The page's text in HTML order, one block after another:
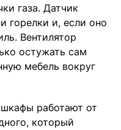
газа. Датчик
горелки и, если оно
Вентилятор
остужать сам
мебель вокруг
работают от
который